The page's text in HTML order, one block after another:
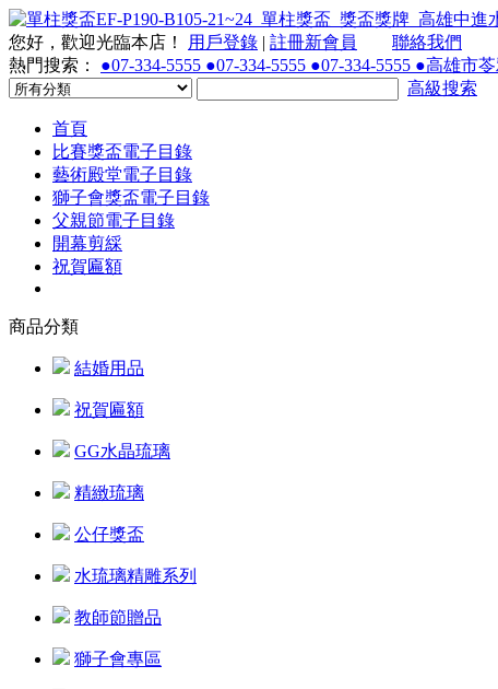
您好，歡迎光臨本店！ 用戶登錄 | 註冊新會員
聯絡我們
熱門搜索： ●07-334-5555 ●07-334-5555 ●07-334-5555 ●高雄市
高級搜索
首頁
比賽獎盃電子目錄
藝術殿堂電子目錄
獅子會獎盃電子目錄
父親節電子目錄
開幕剪綵
祝賀匾額
商品分類
結婚用品
祝賀匾額
GG水晶琉璃
精緻琉璃
公仔獎盃
水琉璃精雕系列
教師節贈品
獅子會專區